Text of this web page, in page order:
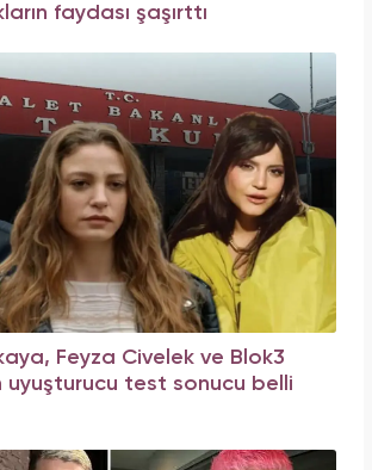
faydası şaşırttı
Feyza Civelek ve Blok3
uyuşturucu test sonucu belli